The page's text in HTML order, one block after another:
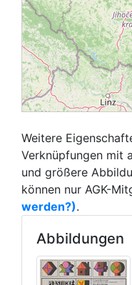
Weitere
Verknüpfungen mit
und größere
können nur AGK-
werden?).
Abbildungen